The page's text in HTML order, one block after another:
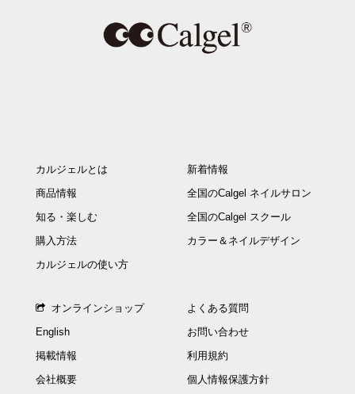
カルジェルとは
商品情報
知る・楽しむ
購入方法
カルジェルの使い方
新着情報
全国のCalgel ネイルサロン
全国のCalgel スクール
カラー＆ネイルデザイン
オンラインショップ
English
掲載情報
会社概要
よくある質問
お問い合わせ
利用規約
個人情報保護方針